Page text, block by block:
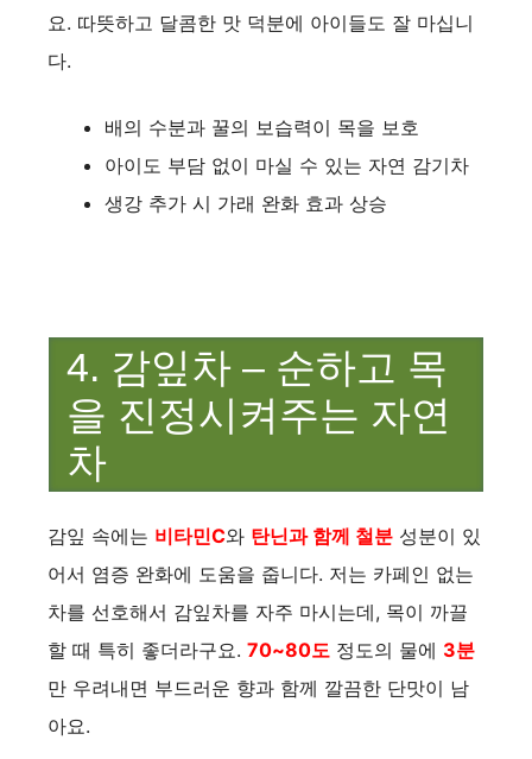
요. 따뜻하고 달콤한 맛 덕분에 아이들도 잘 마십니
다.
배의 수분과 꿀의 보습력이 목을 보호
아이도 부담 없이 마실 수 있는 자연 감기차
생강 추가 시 가래 완화 효과 상승
4. 감잎차 – 순하고 목
을 진정시켜주는 자연
차
감잎 속에는 비타민C와 탄닌과 함께 철분 성분이 있
어서 염증 완화에 도움을 줍니다. 저는 카페인 없는
차를 선호해서 감잎차를 자주 마시는데, 목이 까끌
할 때 특히 좋더라구요. 70~80도 정도의 물에 3분
만 우려내면 부드러운 향과 함께 깔끔한 단맛이 남
아요.